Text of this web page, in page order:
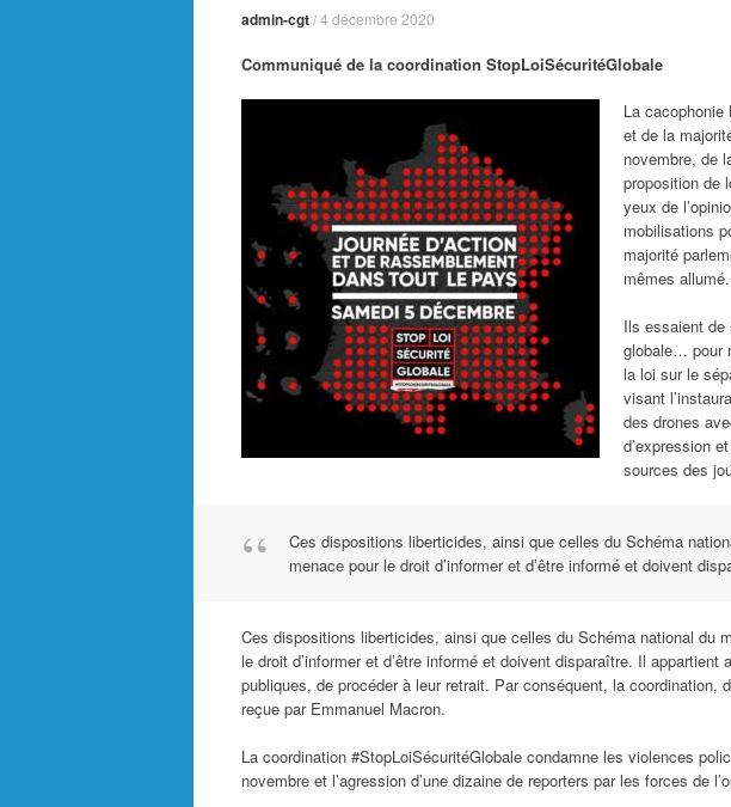
admin-cgt/4 décembre 2020
Communiqué de la coordination StopLoiSécuritéGlobale
La
et de la
novembre, de
proposition de
yeux de
mobilisations
majorité
mêmes allumé.
Ils essaient de
globale… pour
la loi sur le
visant
des drones
d’expression
sources des
Ces dispositions liberticides, ainsi que celles du Schéma
menace pour le droit d’informer et d’être informé et doivent
Ces dispositions liberticides, ainsi que celles du Schéma national du
le droit d’informer et d’être informé et doivent disparaître. Il
publiques, de procéder à leur retrait. Par conséquent, la
reçue par Emmanuel Macron.
La coordination #StopLoiSécuritéGlobale condamne les violences
novembre et l’agression d’une dizaine de reporters par les forces de